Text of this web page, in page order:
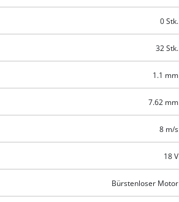
0 Stk.
32 Stk.
1.1 mm
7.62 mm
8 m/s
18 V
Bürstenloser Motor